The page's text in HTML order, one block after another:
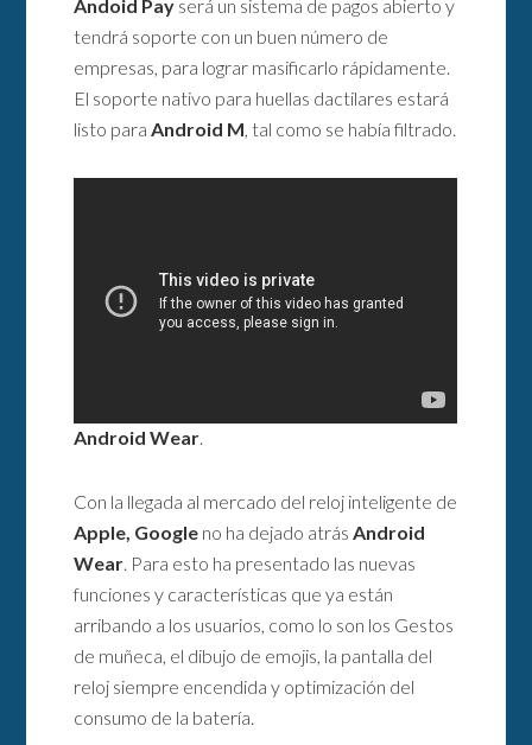
Andoid Pay será un sistema de pagos abierto y
tendrá soporte con un buen número de
empresas, para lograr masificarlo rápidamente.
El soporte nativo para huellas dactilares estará
listo para Android M , tal como se había filtrado.
Android Wear.
Con la llegada al mercado del reloj inteligente de
Apple, Google no ha dejado atrásAndroid
Wear. Para esto ha presentado las nuevas
funciones y características que ya están
arribando a los usuarios, como lo son los Gestos
de muñeca, el dibujo de emojis, la pantalla del
reloj siempre encendida y optimización del
consumo de la batería.